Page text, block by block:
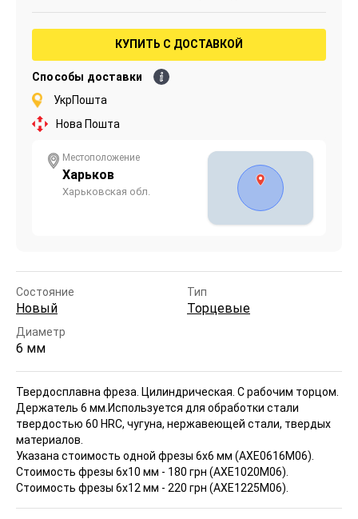
КУПИТЬ С ДОСТАВКОЙ
Способы доставки
УкрПошта
Нова Пошта
Местоположение
Харьков
Харьковская обл.
Состояние
Новый
Тип
Торцевые
Диаметр
6 мм
Твердосплавна фреза. Цилиндрическая. С рабочим торцом.
Держатель 6 мм.Используется для обработки стали
твердостью 60 HRC, чугуна, нержавеющей стали, твердых
материалов.
Указана стоимость одной фрезы 6x6 мм (АХЕ0616М06).
Стоимость фрезы 6x10 мм - 180 грн (АХЕ1020М06).
Стоимость фрезы 6x12 мм - 220 грн (АХЕ1225М06).